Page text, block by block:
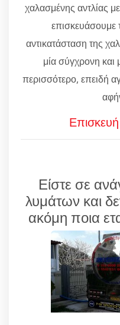
χαλασμένης αντλίας
επισκευάσουμε
αντικατάσταση της
μία σύγχρονη και
περισσότερο, επειδή
Είστε σε
λυμάτων και
ακόμη ποια